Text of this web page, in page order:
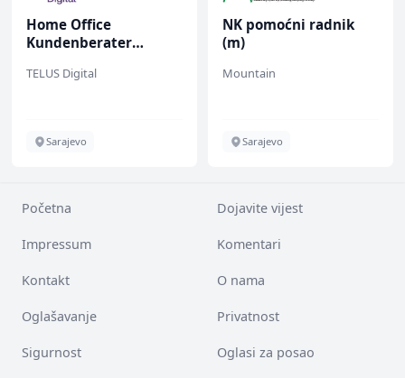
Home Office
Kundenberater
renommiertes
TELUS Digital
Sarajevo
NK pomoćni radnik
(m)
Mountain
Sarajevo
Početna Dojavite vijest
Impressum Komentari
Kontakt O nama
Oglašavanje Privatnost
Sigurnost Oglasi za posao